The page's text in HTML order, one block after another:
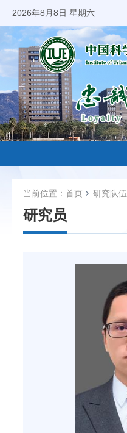
2026年8月8日 星期六
当前位置： 首页 研究队伍
研究员